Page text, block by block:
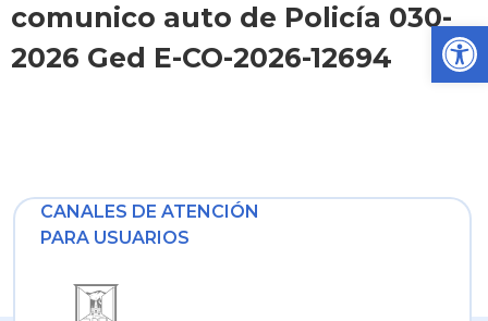
comunico auto de Policía 030-
2026 Ged E-CO-2026-12694
CANALES DE ATENCIÓN
PARA USUARIOS